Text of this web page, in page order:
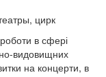
в сфері
видовищних
на концерти, в